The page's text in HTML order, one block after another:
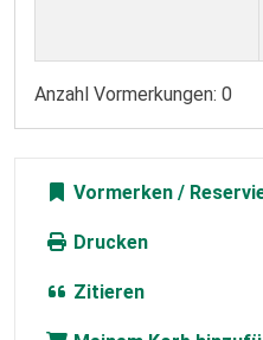
Anzahl Vormerkungen: 0
Vormerken
Drucken
Zitieren